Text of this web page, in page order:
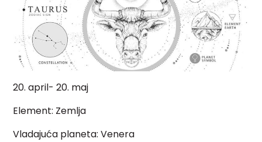
20. april- 20. maj
Element: Zemlja
Vladajuća planeta: Venera